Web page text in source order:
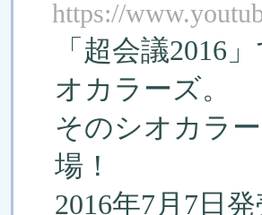
https://
「超会議2016
オカラーズ。
そのシオカラ
場！
2016年7月7日